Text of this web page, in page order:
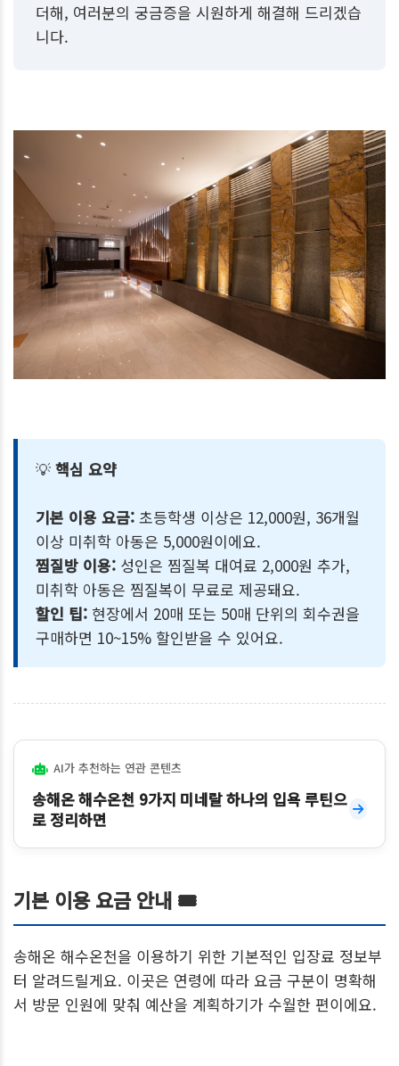
더해, 여러분의 궁금증을 시원하게 해결해 드리겠습
니다.
💡 핵심 요약
기본 이용 요금: 초등학생 이상은 12,000원, 36개월
이상 미취학 아동은 5,000원이에요.
찜질방 이용: 성인은 찜질복 대여료 2,000원 추가,
미취학 아동은 찜질복이 무료로 제공돼요.
할인 팁: 현장에서 20매 또는 50매 단위의 회수권을
구매하면 10~15% 할인받을 수 있어요.
AI가 추천하는 연관 콘텐츠
송해온 해수온천 9가지 미네랄 하나의 입욕 루틴으
로 정리하면
기본 이용 요금 안내 🎟️
송해온 해수온천을 이용하기 위한 기본적인 입장료 정보부
터 알려드릴게요. 이곳은 연령에 따라 요금 구분이 명확해
서 방문 인원에 맞춰 예산을 계획하기가 수월한 편이에요.